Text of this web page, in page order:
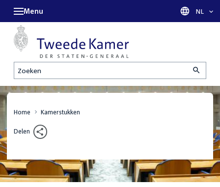
Zoeken
Menu Taal
NL
Home Kamerstukken
Delen